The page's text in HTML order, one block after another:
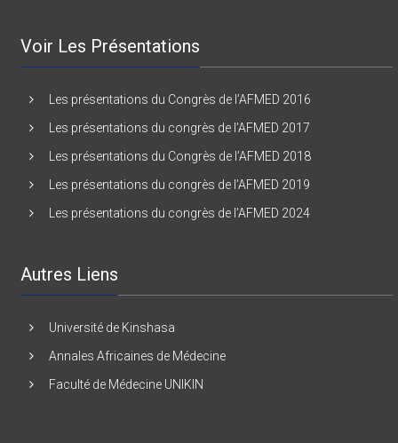
Voir Les Présentations
Les présentations du Congrès de l’AFMED 2016
Les présentations du congrès de l’AFMED 2017
Les présentations du Congrès de l’AFMED 2018
Les présentations du congrès de l’AFMED 2019
Les présentations du congrès de l’AFMED 2024
Autres Liens
Université de Kinshasa
Annales Africaines de Médecine
Faculté de Médecine UNIKIN